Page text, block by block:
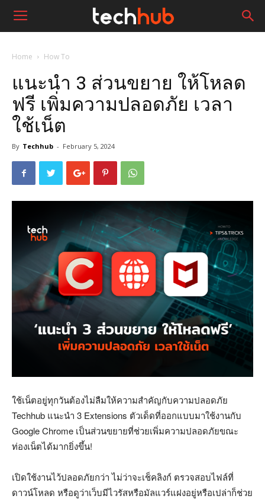
Home How To
แนะนำ 3 ส่วนขยาย ให้โหลด
ฟรี เพิ่มความปลอดภัย เวลา
ใช้เน็ต
By Techhub - February 5, 2024
ใช้เน็ตอยู่ทุกวันต้องไม่ลืมให้ความสำคัญกับความปลอดภัย
Techhub แนะนำ 3 Extensions ตัวเด็ดที่ออกแบบมาใช้งานกับ
Google Chrome เป็นส่วนขยายที่ช่วยเพิ่มความปลอดภัยขณะ
ท่องเน็ตได้มากยิ่งขึ้น!
เปิดใช้งานไว้ปลอดภัยกว่า ไม่ว่าจะเช็คลิงก์ ตรวจสอบไฟล์ที่
ดาวน์โหลด หรือดูว่าเว็บมีไวรัสหรือมัลแวร์แฝงอยู่หรือเปล่าก็ช่วย